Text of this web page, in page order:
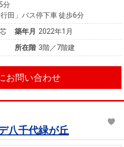
分
田」バス停下車 徒歩6分
築年月 2022年1月
所在階 3階／7階建
お問い合わせ
八千代緑が丘